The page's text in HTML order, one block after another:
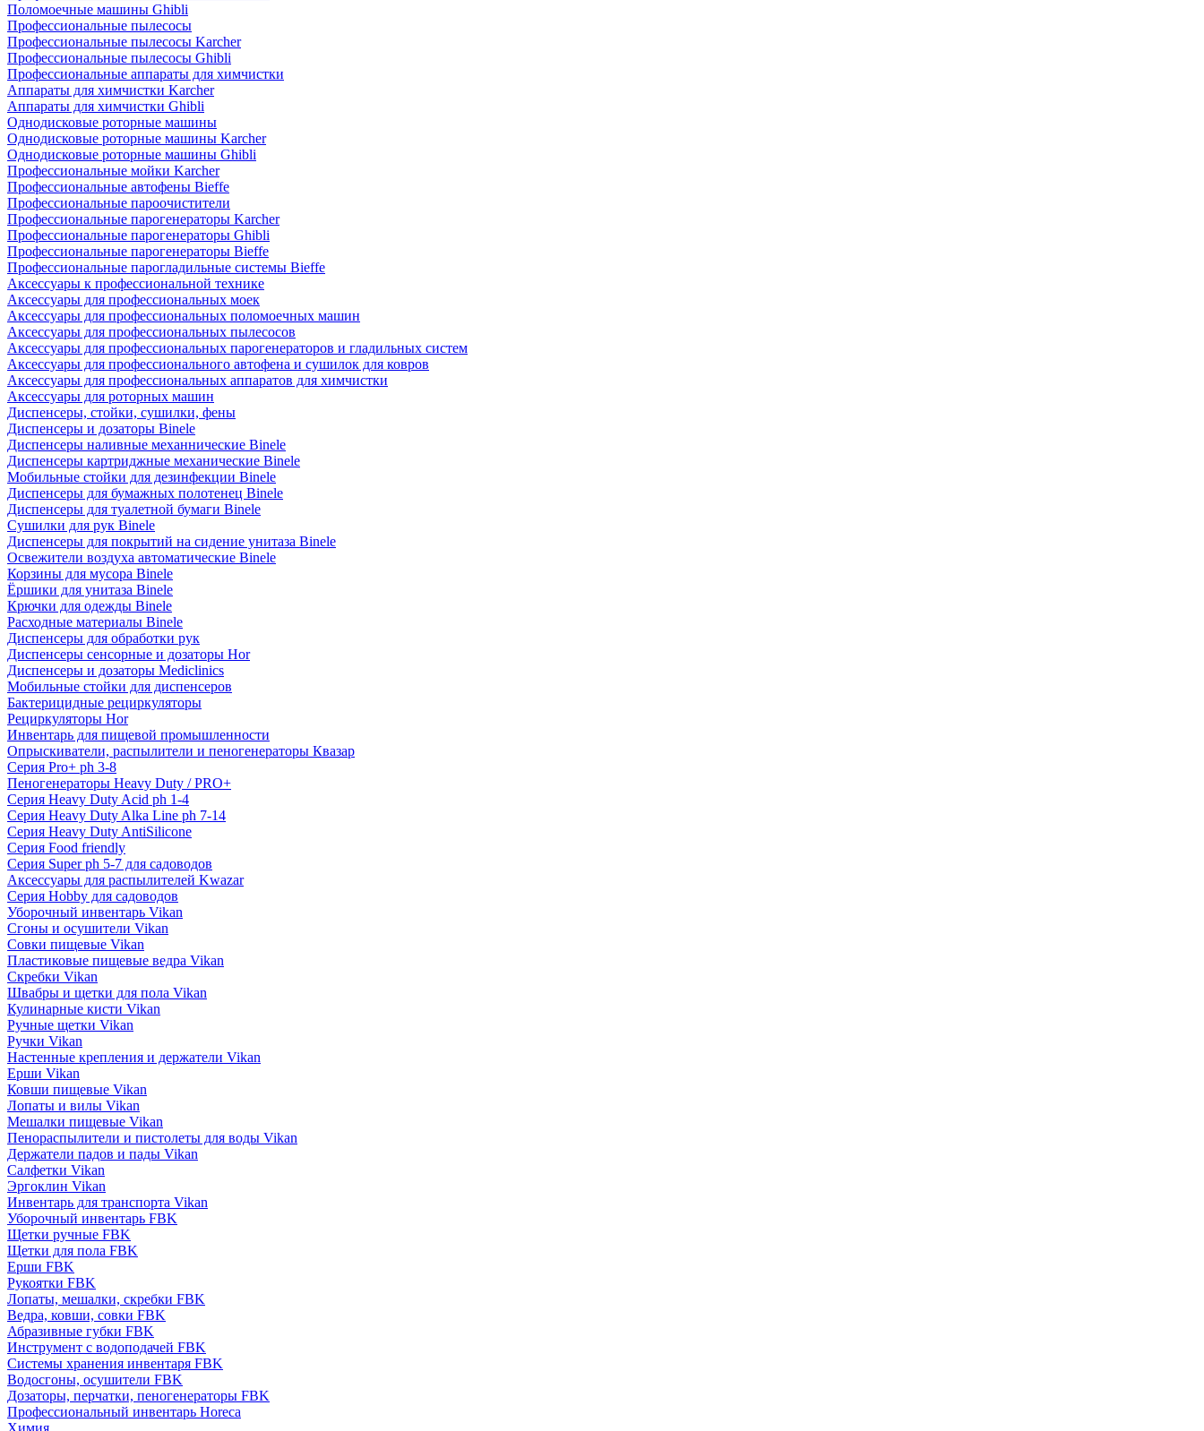
Поломоечные машины Ghibli
Профессиональные пылесосы
Профессиональные пылесосы Karcher
Профессиональные пылесосы Ghibli
Профессиональные аппараты для химчистки
Аппараты для химчистки Karcher
Аппараты для химчистки Ghibli
Однодисковые роторные машины
Однодисковые роторные машины Karcher
Однодисковые роторные машины Ghibli
Профессиональные мойки Karcher
Профессиональные автофены Bieffe
Профессиональные пароочистители
Профессиональные парогенераторы Karcher
Профессиональные парогенераторы Ghibli
Профессиональные парогенераторы Bieffe
Профессиональные парогладильные системы Bieffe
Аксессуары к профессиональной технике
Аксессуары для профессиональных моек
Аксессуары для профессиональных поломоечных машин
Аксессуары для профессиональных пылесосов
Аксессуары для профессиональных парогенераторов и гладильных систем
Аксессуары для профессионального автофена и сушилок для ковров
Аксессуары для профессиональных аппаратов для химчистки
Аксессуары для роторных машин
Диспенсеры, стойки, сушилки, фены
Диспенсеры и дозаторы Binele
Диспенсеры наливные механнические Binele
Диспенсеры картриджные механические Binele
Мобильные стойки для дезинфекции Binele
Диспенсеры для бумажных полотенец Binele
Диспенсеры для туалетной бумаги Binele
Сушилки для рук Binele
Диспенсеры для покрытий на сидение унитаза Binele
Освежители воздуха автоматические Binele
Корзины для мусора Binele
Ёршики для унитаза Binele
Крючки для одежды Binele
Расходные материалы Binele
Диспенсеры для обработки рук
Диспенсеры сенсорные и дозаторы Hor
Диспенсеры и дозаторы Mediclinics
Мобильные стойки для диспенсеров
Бактерицидные рециркуляторы
Рециркуляторы Hor
Инвентарь для пищевой промышленности
Опрыскиватели, распылители и пеногенераторы Квазар
Серия Pro+ ph 3-8
Пеногенераторы Heavy Duty / PRO+
Серия Heavy Duty Acid ph 1-4
Серия Heavy Duty Alka Line ph 7-14
Серия Heavy Duty AntiSilicone
Серия Food friendly
Серия Super ph 5-7 для садоводов
Аксессуары для распылителей Kwazar
Серия Hobby для садоводов
Уборочный инвентарь Vikan
Сгоны и осушители Vikan
Совки пищевые Vikan
Пластиковые пищевые ведра Vikan
Скребки Vikan
Швабры и щетки для пола Vikan
Кулинарные кисти Vikan
Ручные щетки Vikan
Ручки Vikan
Настенные крепления и держатели Vikan
Ерши Vikan
Ковши пищевые Vikan
Лопаты и вилы Vikan
Мешалки пищевые Vikan
Пенораспылители и пистолеты для воды Vikan
Держатели падов и пады Vikan
Салфетки Vikan
Эргоклин Vikan
Инвентарь для транспорта Vikan
Уборочный инвентарь FBK
Щетки ручные FBK
Щетки для пола FBK
Ерши FBK
Рукоятки FBK
Лопаты, мешалки, скребки FBK
Ведра, ковши, совки FBK
Абразивные губки FBK
Инструмент с водоподачей FBK
Системы хранения инвентаря FBK
Водосгоны, осушители FBK
Дозаторы, перчатки, пеногенераторы FBK
Профессиональный инвентарь Horeca
Химия